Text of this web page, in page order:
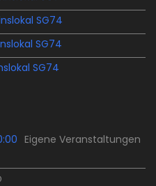
SG74
SG74
SG74
Eigene Veranstaltungen